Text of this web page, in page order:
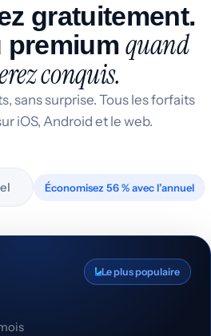
gratuitement.
premiumquand
conquis.
sans surprise. Tous les forfaits
iOS, Android et le web.
Économisez 56 % avec l’annuel
Le plus populaire